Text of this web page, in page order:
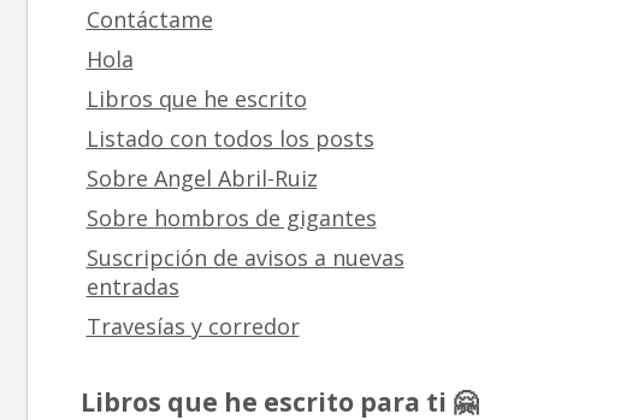
Contáctame
Hola
Libros que he escrito
Listado con todos los posts
Sobre Angel Abril-Ruiz
Sobre hombros de gigantes
Suscripción de avisos a nuevas
entradas
Travesías y corredor
Libros que he escrito para ti 🤗